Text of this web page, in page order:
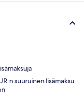
suuruinen lisämaksu